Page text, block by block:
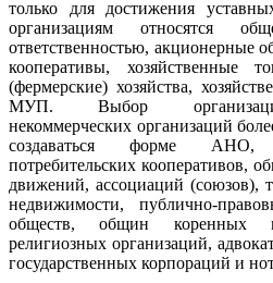
только для достижения
организациям относятся
ответственностью, акционерные
кооперативы, хозяйственные
(фермерские) хозяйства,
МУП. Выбор
некоммерческих организаций
создаваться форме АНО,
потребительских кооперативов,
движений, ассоциаций (союзов),
недвижимости, публично-
обществ, общин коренных
религиозных организаций,
государственных корпораций и